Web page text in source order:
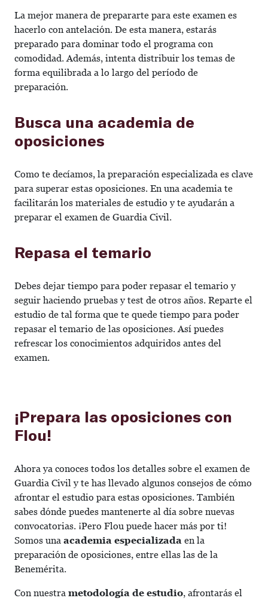
La mejor manera de prepararte para este examen es
hacerlo con antelación. De esta manera, estarás
preparado para dominar todo el programa con
comodidad. Además, intenta distribuir los temas de
forma equilibrada a lo largo del período de
preparación.
Busca una academia de
oposiciones
Como te decíamos, la preparación especializada es clave
para superar estas oposiciones. En una academia te
facilitarán los materiales de estudio y te ayudarán a
preparar el examen de Guardia Civil.
Repasa el temario
Debes dejar tiempo para poder repasar el temario y
seguir haciendo pruebas y test de otros años. Reparte el
estudio de tal forma que te quede tiempo para poder
repasar el temario de las oposiciones. Así puedes
refrescar los conocimientos adquiridos antes del
examen.
¡Prepara las oposiciones con
Flou!
Ahora ya conoces todos los detalles sobre el examen de
Guardia Civil y te has llevado algunos consejos de cómo
afrontar el estudio para estas oposiciones. También
sabes dónde puedes mantenerte al día sobre nuevas
convocatorias. ¡Pero Flou puede hacer más por ti!
Somos una academia especializada en la
preparación de oposiciones, entre ellas las de la
Benemérita.
Con nuestra metodología de estudio, afrontarás el